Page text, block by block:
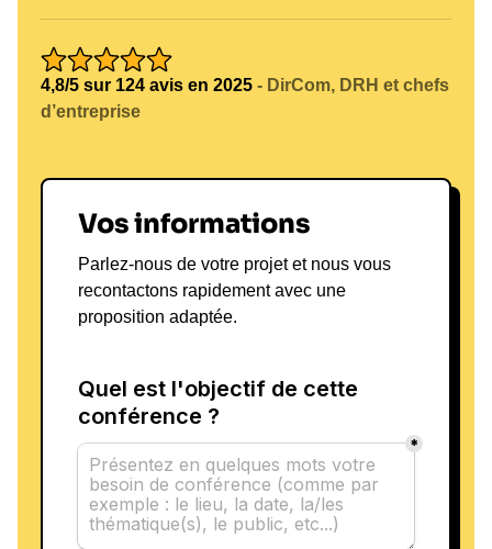
le potentiel de réaliser des exploits extraordinaires,
à condition d'être guidé et soutenu de manière
adéquate. Ses projets futurs incluent le
développement de programmes de coaching basés
sur les principes de l'alpinisme, intégrant des
personnel. En mettant l'accent sur l'importance de
l'esprit d'équipe et de la détermination, Mathis
inspire les professionnels à sortir de leur zone de
confort et à embrasser le changement. Pour en
savoir plus sur ses projets et sa vision, n'hésitez
pas à **contacter Mathis Dumas** pour explorer les
4,8/5 sur 124 avis en 2025 - DirCom, DRH et chefs
d’entreprise
Vos informations
Parlez-nous de votre projet et nous vous
recontactons rapidement avec une
proposition adaptée.